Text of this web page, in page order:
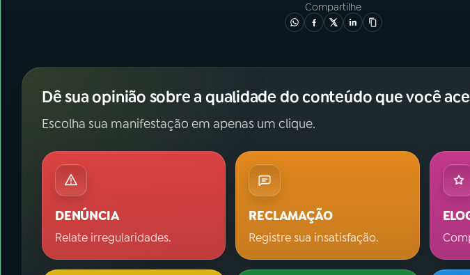
Compartilhe
Dê sua opinião sobre a qualidade do conteúdo que você
Escolha sua manifestação em apenas um clique.
DENÚNCIA
Relate irregularidades.
RECLAMAÇÃO
Registre sua insatisfação.